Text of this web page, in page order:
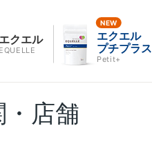
エクエル
EQUELLE
エクエル
プチプラス
Petit+
店舗